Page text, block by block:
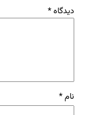
دیدگاه*
نام*